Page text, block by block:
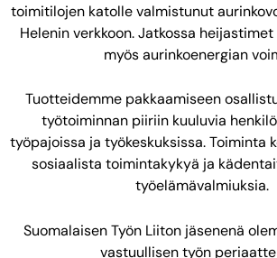
toimitilojen katolle valmistunut
Helenin verkkoon. Jatkossa
myös aurinkoenergian
Tuotteidemme pakkaamiseen
työtoiminnan piiriin kuuluvia
työpajoissa ja työkeskuksissa. Toiminta
sosiaalista toimintakykyä ja
työelämävalmiuksia.
Suomalaisen Työn Liiton jäsenenä
vastuullisen työn